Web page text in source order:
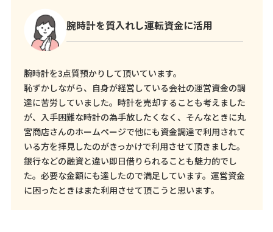
腕時計を質入れし運転資金に活用
腕時計を3点質預かりして頂いています。
恥ずかしながら、自身が経営している会社の運営資金の調
達に苦労していました。時計を売却することも考えました
が、入手困難な時計の為手放したくなく、そんなときに丸
宮商店さんのホームページで他にも資金調達で利用されて
いる方を拝見したのがきっかけで利用させて頂きました。
銀行などの融資と違い即日借りられることも魅力的でし
た。必要な金額にも達したので満足しています。運営資金
に困ったときはまた利用させて頂こうと思います。